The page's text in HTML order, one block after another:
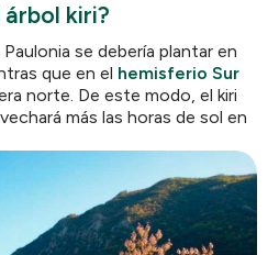
kiri?
se debería plantar en
que en el hemisferio Sur
norte. De este modo, el kiri
más las horas de sol en